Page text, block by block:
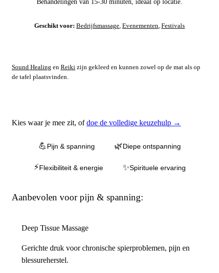
Behandelingen van 15-30 minuten, ideaal op locatie.
Geschikt voor: Bedrijfsmassage, Evenementen, Festivals
Sound Healing en Reiki zijn gekleed en kunnen zowel op de mat als op
de tafel plaatsvinden.
Kies waar je mee zit, ofdoe de volledige keuzehulp →
💪Pijn & spanning 🌿Diepe ontspanning
⚡Flexibiliteit & energie ✨Spirituele ervaring
Aanbevolen voor pijn & spanning:
Deep Tissue Massage
Gerichte druk voor chronische spierproblemen, pijn en
blessureherstel.